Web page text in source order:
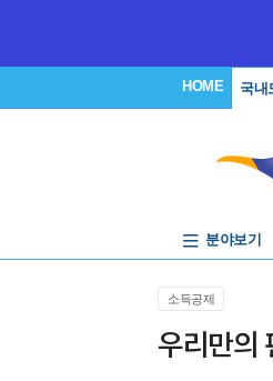
HOME 국내
분야보기
소득공제
우리만의